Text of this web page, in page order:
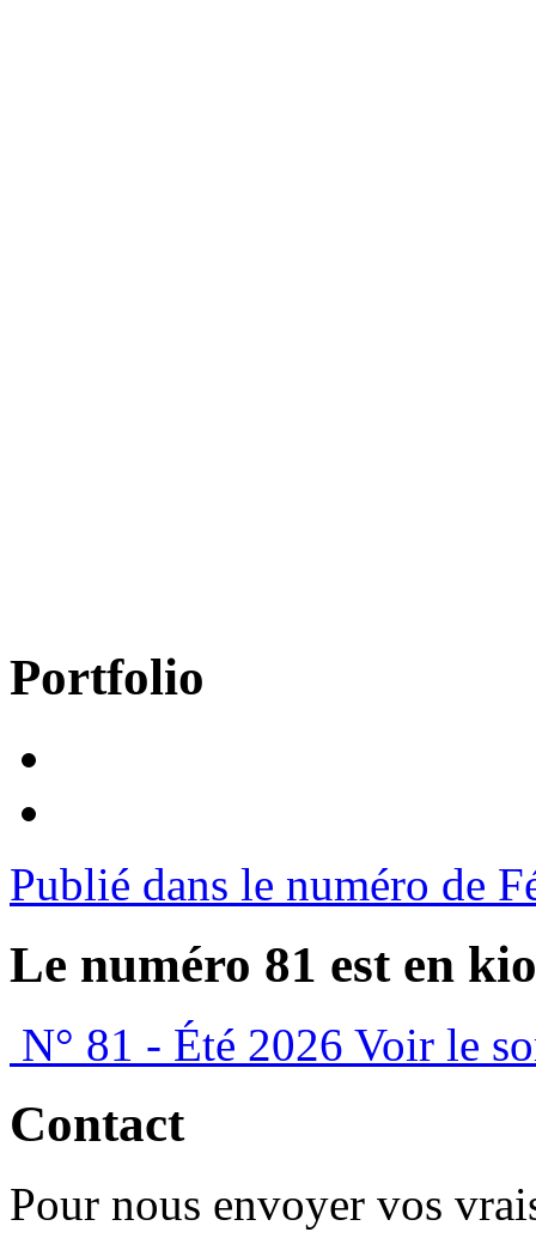
Portfolio
Publié dans le numéro de
Le numéro 81 est en
N° 81 - Été 2026 Voir le
Contact
Pour nous envoyer vos